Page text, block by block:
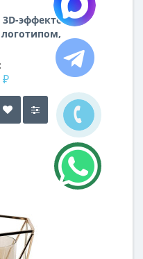
3D-эффектом
логотипом,
рисунком
₽